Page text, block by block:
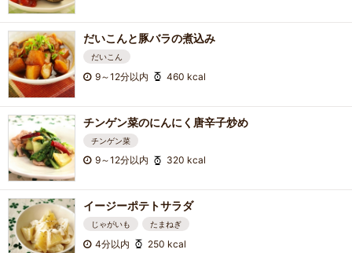
だいこんと豚バラの煮込み
だいこん
9～12分以内 460 kcal
チンゲン菜のにんにく唐辛子炒め
チンゲン菜
9～12分以内 320 kcal
イージーポテトサラダ
じゃがいも たまねぎ
4分以内 250 kcal